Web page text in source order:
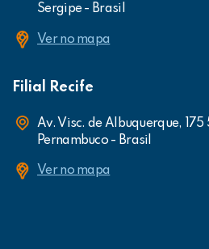
Sergipe - Brasil
Ver no mapa
Filial Recife
Av. Visc. de Albuquerque,
Pernambuco - Brasil
Ver no mapa